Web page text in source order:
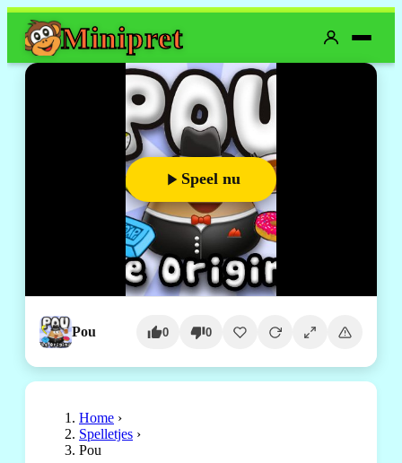
Minipret
Speel nu
Pou 0 0
Home ›
Spelletjes ›
Pou